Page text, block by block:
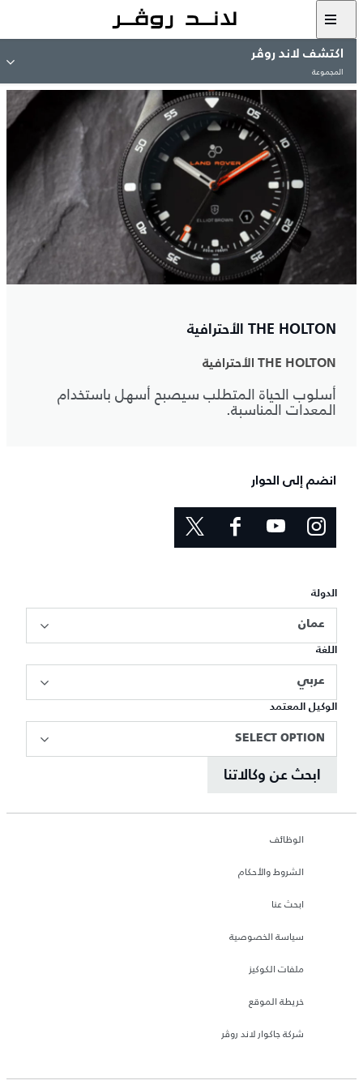
اكتشف لاند روڤر
المجموعة
THE HOLTON الأحترافية
THE HOLTON الأحترافية
أسلوب الحياة المتطلب سيصبح أسهل باستخدام
المعدات المناسبة.
انضم إلى الحوار
الدولة
عمان
اللغة
عربي
الوكيل المعتمد
SELECT OPTION
ابحث عن وكالاتنا
الوظائف
الشروط والأحكام
ابحث عنا
سياسة الخصوصية
ملفات الكوكيز
خريطة الموقع
شركة جاكوار لاند روڤر